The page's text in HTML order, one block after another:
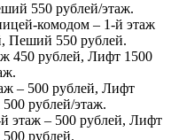
550 рублей/этаж.
комодом – 1-й этаж
Пеший 550 рублей.
450 рублей, Лифт 1500
– 500 рублей, Лифт
рублей/этаж.
этаж – 500 рублей, Лифт
рублей.